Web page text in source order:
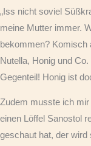
„Iss nicht soviel
meine Mutter immer.
bekommen? Komisch
Nutella, Honig und
Gegenteil! Honig ist
Zudem musste ich
einen Löffel Sanostol
geschaut hat, der wird
3
simple
Tricks,
um
das
verhindern